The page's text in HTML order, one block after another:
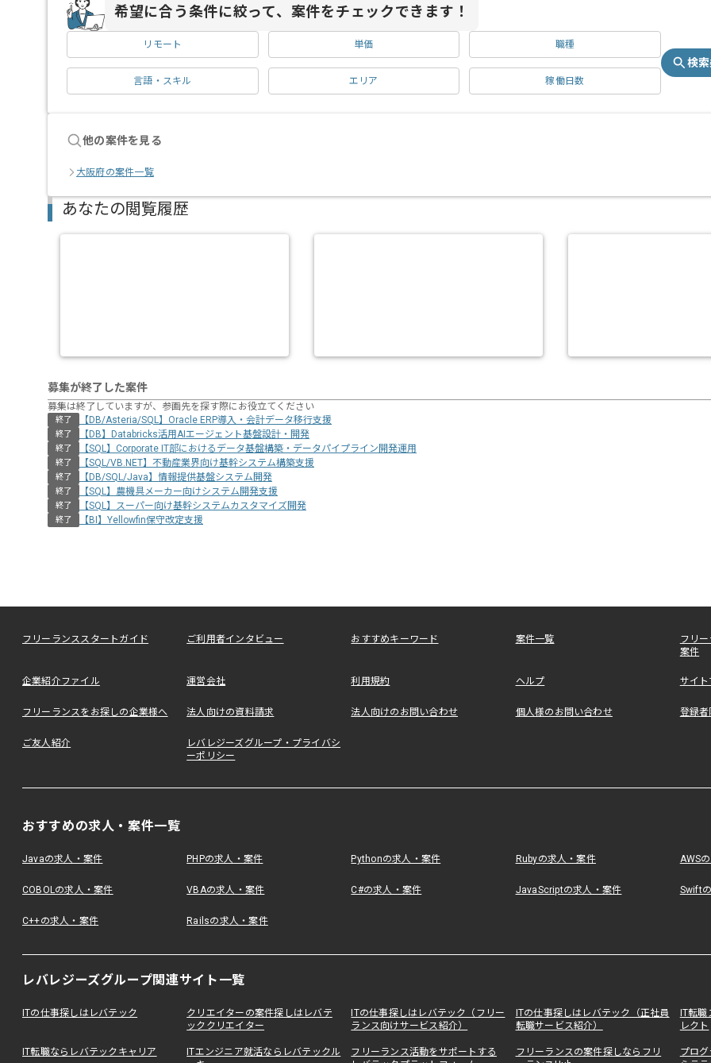
希望に合う条件に絞って、案件をチェックできます！
リモート 単価 職種
言語・スキル エリア 稼働日数
検
他の案件を見る
大阪府の案件一覧
あなたの閲覧履歴
募集が終了した案件
募集は終了していますが、参画先を探す際にお役立てください
終了 【DB/Asteria/SQL】Oracle ERP導入・会計データ移行支援
終了 【DB】Databricks活用AIエージェント基盤設計・開発
終了 【SQL】Corporate IT部におけるデータ基盤構築・データパイプライン開発運用
終了 【SQL/VB.NET】不動産業界向け基幹システム構築支援
終了 【DB/SQL/Java】情報提供基盤システム開発
終了 【SQL】農機具メーカー向けシステム開発支援
終了 【SQL】スーパー向け基幹システムカスタマイズ開発
終了 【BI】Yellowfin保守改定支援
フリーランススタートガイド ご利用者インタビュー おすすめキーワード 案件一覧
フリ
案件
企業紹介ファイル 運営会社 利用規約 ヘルプ サイ
フリーランスをお探しの企業様へ 法人向けの資料請求 法人向けのお問い合わせ 個人様のお問い合わせ 登録者
ご友人紹介
レバレジーズグループ・プライバシ
ーポリシー
おすすめの求人・案件一覧
Javaの求人・案件 PHPの求人・案件 Pythonの求人・案件 Rubyの求人・案件 AWS
COBOLの求人・案件 VBAの求人・案件 C#の求人・案件 JavaScriptの求人・案件 Swift
C++の求人・案件 Railsの求人・案件
レバレジーズグループ関連サイト一覧
ITの仕事探しはレバテック
クリエイターの案件探しはレバテ
ッククリエイター
ITの仕事探しはレバテック（フリー
ランス向けサービス紹介）
ITの仕事探しはレバテック（正社員
転職サービス紹介）
IT転
レクト
IT転職ならレバテックキャリア
ITエンジニア就活ならレバテックル
フリーランス活動をサポートする
フリーランスの案件探しならフリ
プロ